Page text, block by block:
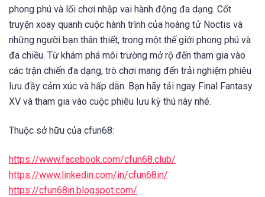
phong phú và lối chơi nhập vai hành động đa dạng. Cốt
truyện xoay quanh cuộc hành trình của hoàng tử Noctis và
những người bạn thân thiết, trong một thế giới phong phú và
đa chiều. Từ khám phá môi trường mở rộ đến tham gia vào
các trận chiến đa dạng, trò chơi mang đến trải nghiệm phiêu
lưu đầy cảm xúc và hấp dẫn. Bạn hãy tải ngay Final Fantasy
XV và tham gia vào cuộc phiêu lưu kỳ thú này nhé.
Thuộc sở hữu của cfun68:
https://www.facebook.com/cfun68.club/
https://www.linkedin.com/in/cfun68in/
https://cfun68in.blogspot.com/